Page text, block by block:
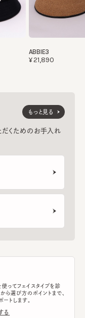
ABBIE3
¥21,890
くためのお手入れ
もっと見る
使ってフェイスタイプを診
ら選び方のポイントまで、
トします。
る